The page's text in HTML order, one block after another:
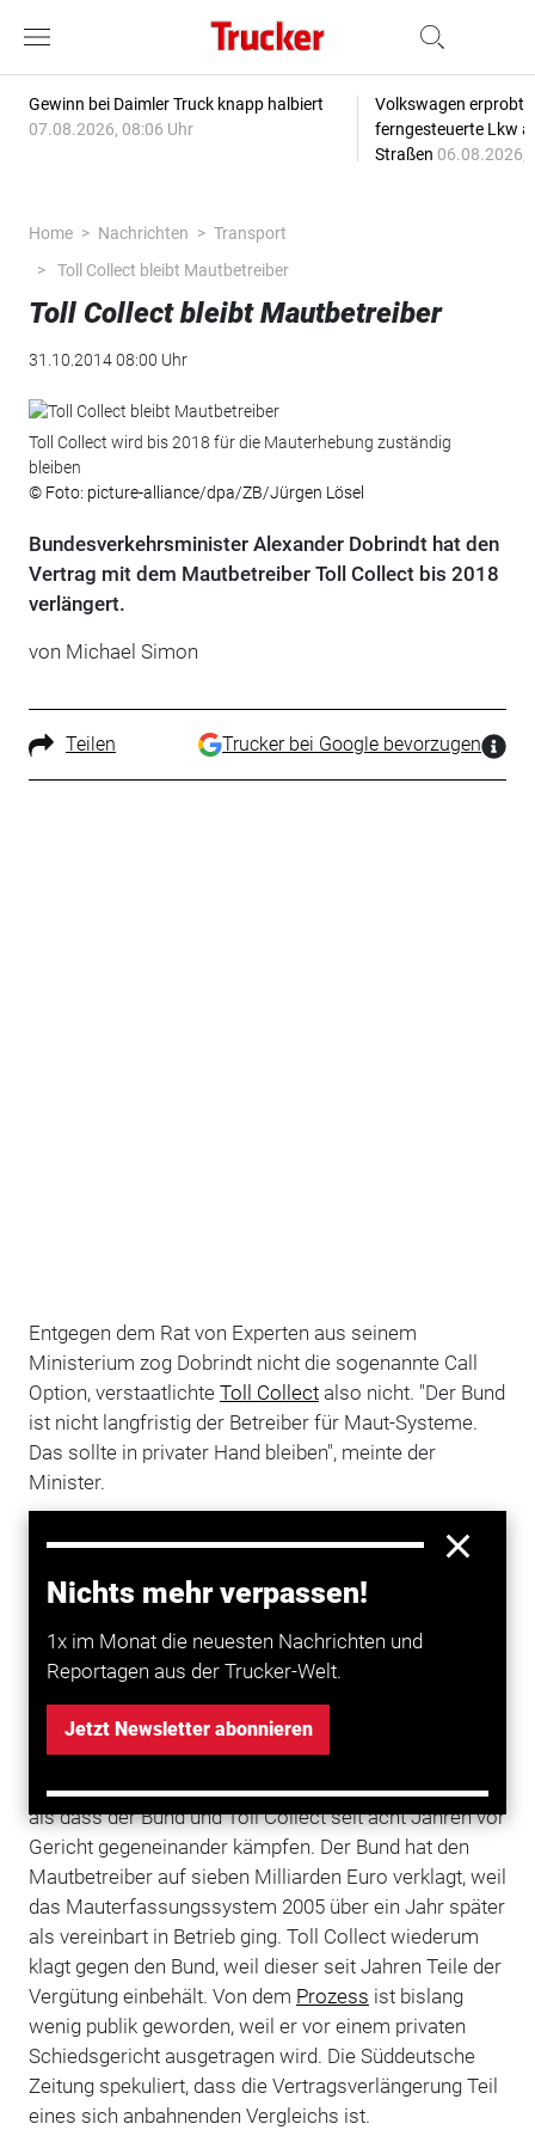
Gewinn bei Daimler Truck knapp halbiert
07.08.2026, 08:06 Uhr
Volkswagen erprobt
ferngesteuerte Lkw
Straßen 06.08.2026,
Home Nachrichten
Transport
Toll Collect bleibt Mautbetreiber
Toll Collect bleibt Mautbetreiber
31.10.2014 08:00 Uhr
Toll Collect wird bis 2018 für die Mauterhebung zuständig
bleiben
© Foto: picture-alliance/dpa/ZB/Jürgen Lösel
Bundesverkehrsminister Alexander Dobrindt hat den
Vertrag mit dem Mautbetreiber Toll Collect bis 2018
verlängert.
von Michael Simon
Teilen Trucker bei Google bevorzugen
Nichts mehr verpassen!
1x im Monat die neuesten Nachrichten und
Reportagen aus der Trucker-Welt.
Jetzt Newsletter abonnieren
Entgegen dem Rat von Experten aus seinem
Ministerium zog Dobrindt nicht die sogenannte Call
Option, verstaatlichte Toll Collectalso nicht. "Der Bund
ist nicht langfristig der Betreiber für Maut-Systeme.
Das sollte in privater Hand bleiben", meinte der
Minister.
und der Telekom gehört, wäre im
August 2015 ausgelaufen. Für eine Neuausschreibung
Mautpartner hätte den reibungslosen Übergang in die
Erhebung der Mautpflicht fürLKWab 7,5 Tonnen ab
Oktober 2015 nicht sicherstellen können. Deshalb
verlängerte er den Vertrag um drei Jahre.
Überraschend kam die Vertragsverlängerung insofern,
als dass der Bund und Toll Collect seit acht Jahren vor
Gericht gegeneinander kämpfen. Der Bund hat den
Mautbetreiber auf sieben Milliarden Euro verklagt, weil
das Mauterfassungssystem 2005 über ein Jahr später
als vereinbart in Betrieb ging. Toll Collect wiederum
klagt gegen den Bund, weil dieser seit Jahren Teile der
Vergütung einbehält. Von dem Prozess ist bislang
wenig publik geworden, weil er vor einem privaten
Schiedsgericht ausgetragen wird. Die Süddeutsche
Zeitung spekuliert, dass die Vertragsverlängerung Teil
eines sich anbahnenden Vergleichs ist.